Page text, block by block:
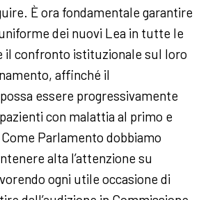
È ora fondamentale garantire
dei nuovi Lea in tutte le
il confronto istituzionale sul loro
affinché il
essere progressivamente
con malattia al primo e
Parlamento dobbiamo
alta l’attenzione su
ogni utile occasione di